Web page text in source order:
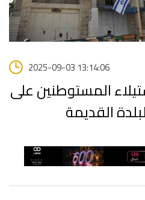
2025-09-03 13:14:06
المستوطنين على
القديمة